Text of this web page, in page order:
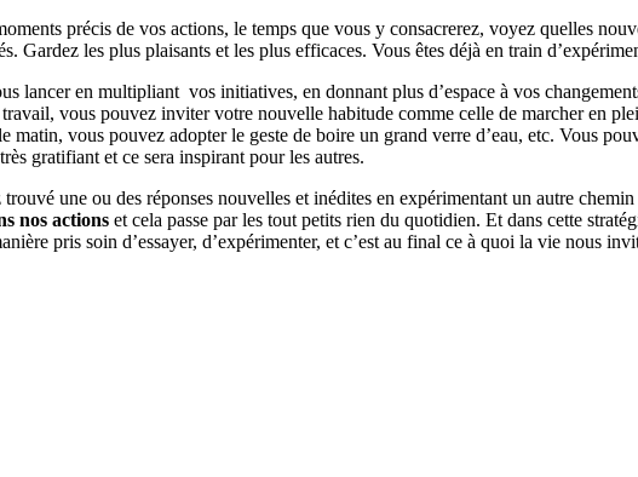
précis de vos actions, le temps que vous y consacrerez, voyez quelles
Gardez les plus plaisants et les plus efficaces. Vous êtes déjà en train
lancer en multipliant vos initiatives, en donnant plus d’espace à vos
vous pouvez inviter votre nouvelle habitude comme celle de marcher en
vous pouvez adopter le geste de boire un grand verre d’eau, etc. Vous
gratifiant et ce sera inspirant pour les autres.
une ou des réponses nouvelles et inédites en expérimentant un autre
nos actions et cela passe par les tout petits rien du quotidien. Et dans cette
pris soin d’essayer, d’expérimenter, et c’est au final ce à quoi la vie nous